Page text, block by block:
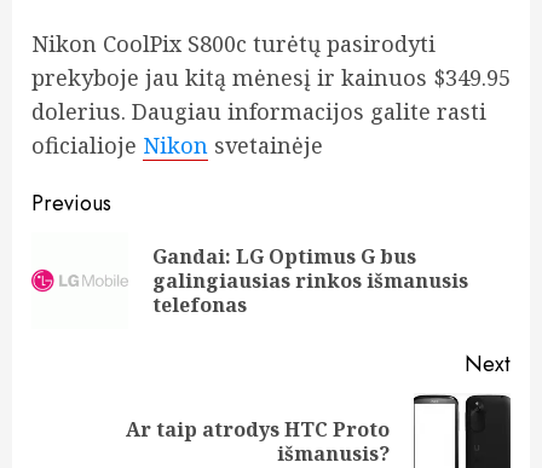
Nikon CoolPix S800c turėtų pasirodyti
prekyboje jau kitą mėnesį ir kainuos $349.95
dolerius. Daugiau informacijos galite rasti
oficialioje Nikon svetainėje
Post
navigation
Previous
Gandai: LG Optimus G bus
galingiausias rinkos išmanusis
telefonas
Next
Ar taip atrodys HTC Proto
išmanusis?